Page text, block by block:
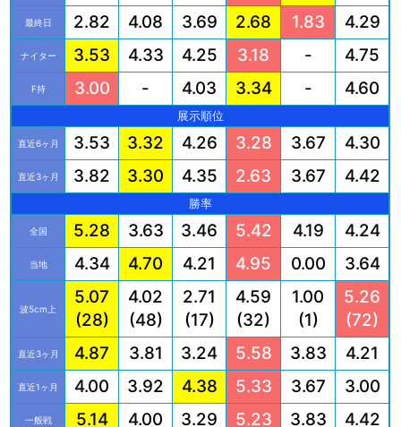
最終日 2.82 4.08 3.69 2.68 1.83 4.29
ナイター 3.53 4.33 4.25 3.18 - 4.75
F持 3.00 - 4.03 3.34 - 4.60
展示順位
直近6ヶ月 3.53 3.32 4.26 3.28 3.67 4.30
直近3ヶ月 3.82 3.30 4.35 2.63 3.67 4.42
勝率
全国 5.28 3.63 3.46 5.42 4.19 4.24
当地 4.34 4.70 4.21 4.95 0.00 3.64
波5cm上
5.07
(28)
4.02
(48)
2.71
(17)
4.59
(32)
1.00
(1)
5.26
(72)
直近3ヶ月 4.87 3.81 3.24 5.58 3.83 4.21
直近1ヶ月 4.00 3.92 4.38 5.33 3.67 3.00
一般戦 5.14 4.00 3.29 5.23 3.83 4.42